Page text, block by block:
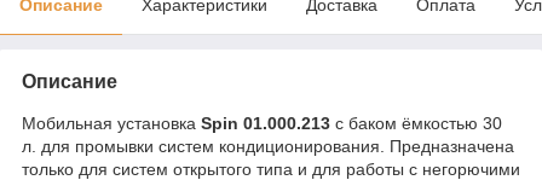
Описание Характеристики Доставка Оплата
Описание
Мобильная установка Spin 01.000.213 с баком ёмкостью 30
л. для промывки систем кондиционирования. Предназначена
только для систем открытого типа и для работы с негорючими